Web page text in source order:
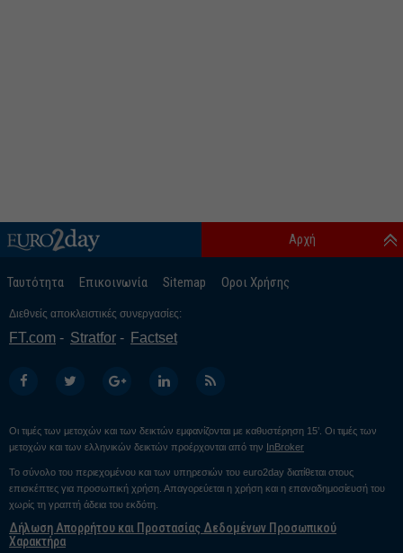
Ταυτότητα Επικοινωνία Sitemap Οροι Χρήσης
Αρχή
Διεθνείς αποκλειστικές συνεργασίες:
FT.com Stratfor Factset
Οι τιμές των μετοχών και των δεικτών εμφανίζονται με καθυστέρηση 15’. Οι τιμές των
μετοχών και των ελληνικών δεικτών προέρχονται από την InBroker
Το σύνολο του περιεχομένου και των υπηρεσιών του euro2day διατίθεται στους
επισκέπτες για προσωπική χρήση. Απαγορεύεται η χρήση και η επαναδημοσίευσή του
χωρίς τη γραπτή άδεια του εκδότη.
Δήλωση Απορρήτου και Προστασίας Δεδομένων Προσωπικού
Χαρακτήρα